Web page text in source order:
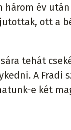
év
ott a
tehát
A Fradi
e két